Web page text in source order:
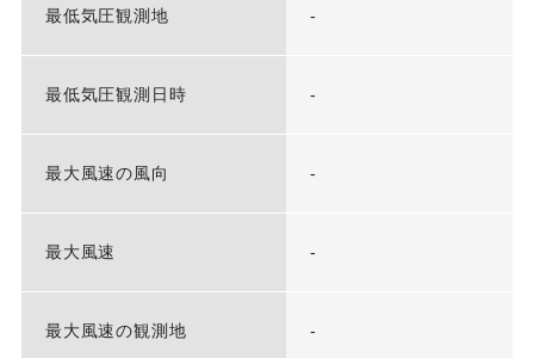
最低気圧観測地 -
最低気圧観測日時 -
最大風速の風向 -
最大風速 -
最大風速の観測地 -